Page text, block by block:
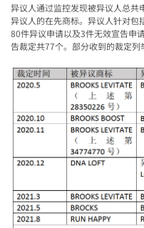
异议人通过监控发现被异议人总共
异议人的在先商标。异议人针对包
80件异议申请以及3件无效宣告申
告裁定共77个。部分收到的裁定列